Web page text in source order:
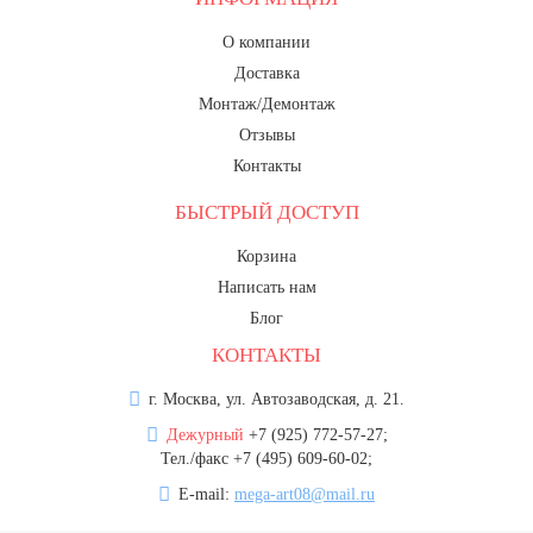
8 марта, Международный женский
День геолога (первое воскресенье
18 апреля, Дни исторического и
1 мая, праздник Весны и Труда
6 мая, День герба и флага города
О компании
Доставка
Монтаж/Демонтаж
Отзывы
Контакты
БЫСТРЫЙ ДОСТУП
Корзина
Написать нам
Блог
КОНТАКТЫ
г. Москва, ул. Автозаводская, д. 21.
Дежурный +7 (925) 772-57-27;
Тел./факс +7 (495) 609-60-02;
E-mail: mega-art08@mail.ru